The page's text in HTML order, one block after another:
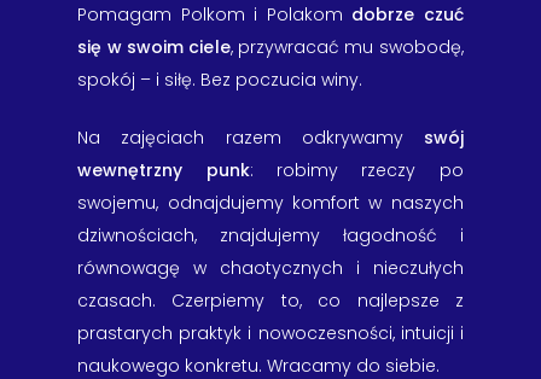
Pomagam Polkom i Polakom dobrze czuć
się w swoim ciele, przywracać mu swobodę,
spokój – i siłę. Bez poczucia winy.
Na zajęciach razem odkrywamyswój
wewnętrzny punk: robimy rzeczy po
swojemu, odnajdujemy komfort w naszych
dziwnościach, znajdujemy łagodność i
równowagę w chaotycznych i nieczułych
czasach. Czerpiemy to, co najlepsze z
prastarych praktyk i nowoczesności, intuicji i
naukowego konkretu. Wracamy do siebie.